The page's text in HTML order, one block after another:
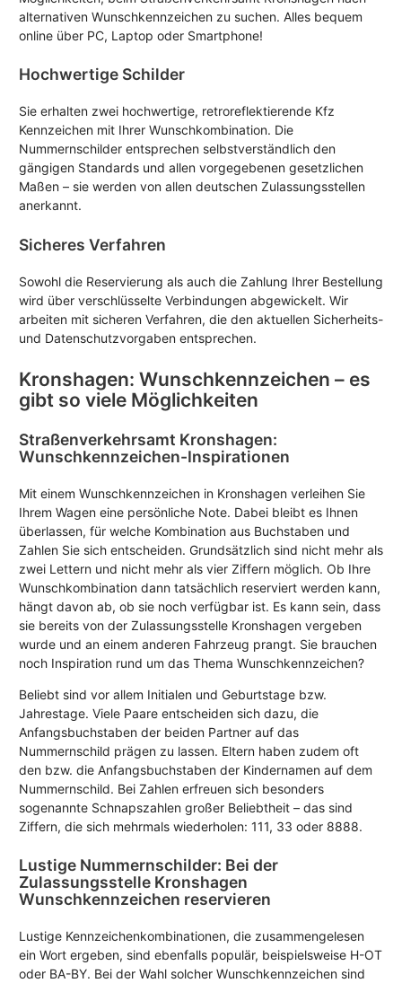
alternativen Wunschkennzeichen zu suchen. Alles bequem
online über PC, Laptop oder Smartphone!
Hochwertige Schilder
Sie erhalten zwei hochwertige, retroreflektierende Kfz
Kennzeichen mit Ihrer Wunschkombination. Die
Nummernschilder entsprechen selbstverständlich den
gängigen Standards und allen vorgegebenen gesetzlichen
Maßen – sie werden von allen deutschen Zulassungsstellen
anerkannt.
Sicheres Verfahren
Sowohl die Reservierung als auch die Zahlung Ihrer Bestellung
wird über verschlüsselte Verbindungen abgewickelt. Wir
arbeiten mit sicheren Verfahren, die den aktuellen Sicherheits-
und Datenschutzvorgaben entsprechen.
Kronshagen: Wunschkennzeichen – es
gibt so viele Möglichkeiten
Straßenverkehrsamt Kronshagen:
Wunschkennzeichen-Inspirationen
Mit einem Wunschkennzeichen in Kronshagen verleihen Sie
Ihrem Wagen eine persönliche Note. Dabei bleibt es Ihnen
überlassen, für welche Kombination aus Buchstaben und
Zahlen Sie sich entscheiden. Grundsätzlich sind nicht mehr als
zwei Lettern und nicht mehr als vier Ziffern möglich. Ob Ihre
Wunschkombination dann tatsächlich reserviert werden kann,
hängt davon ab, ob sie noch verfügbar ist. Es kann sein, dass
sie bereits von der Zulassungsstelle Kronshagen vergeben
wurde und an einem anderen Fahrzeug prangt. Sie brauchen
noch Inspiration rund um das Thema Wunschkennzeichen?
Beliebt sind vor allem Initialen und Geburtstage bzw.
Jahrestage. Viele Paare entscheiden sich dazu, die
Anfangsbuchstaben der beiden Partner auf das
Nummernschild prägen zu lassen. Eltern haben zudem oft
den bzw. die Anfangsbuchstaben der Kindernamen auf dem
Nummernschild. Bei Zahlen erfreuen sich besonders
sogenannte Schnapszahlen großer Beliebtheit – das sind
Ziffern, die sich mehrmals wiederholen: 111, 33 oder 8888.
Lustige Nummernschilder: Bei der
Zulassungsstelle Kronshagen
Wunschkennzeichen reservieren
Lustige Kennzeichenkombinationen, die zusammengelesen
ein Wort ergeben, sind ebenfalls populär, beispielsweise H-OT
oder BA-BY. Bei der Wahl solcher Wunschkennzeichen sind